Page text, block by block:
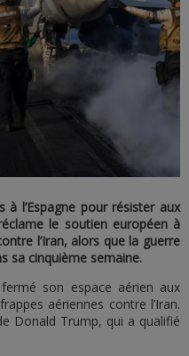
à l’Espagne pour résister aux
le soutien européen à
l’Iran, alors que la guerre
sa cinquième semaine.
son espace aérien aux
aériennes contre l’Iran.
Donald Trump, qui a qualifié